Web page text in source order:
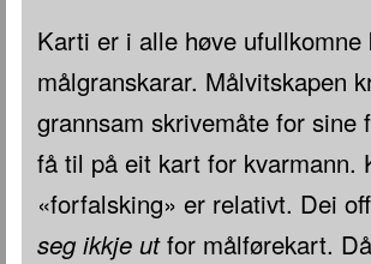
Karti er i alle høve
målgranskarar. Målvitskapen
grannsam skrivemåte for sine
få til på eit kart for kvarmann.
«forfalsking» er relativt. Dei
seg ikkje utfor målførekart.